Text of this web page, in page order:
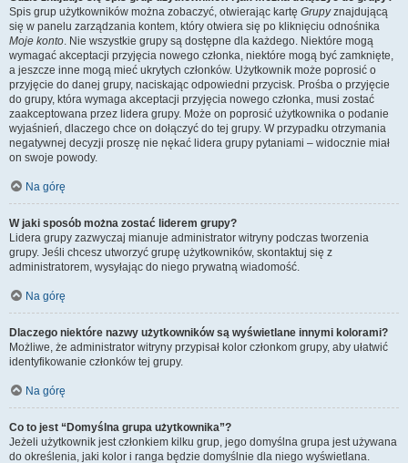
Spis grup użytkowników można zobaczyć, otwierając kartę Grupyznajdującą
się w panelu zarządzania kontem, który otwiera się po kliknięciu odnośnika
Moje konto. Nie wszystkie grupy są dostępne dla każdego. Niektóre mogą
wymagać akceptacji przyjęcia nowego członka, niektóre mogą być zamknięte,
a jeszcze inne mogą mieć ukrytych członków. Użytkownik może poprosić o
przyjęcie do danej grupy, naciskając odpowiedni przycisk. Prośba o przyjęcie
do grupy, która wymaga akceptacji przyjęcia nowego członka, musi zostać
zaakceptowana przez lidera grupy. Może on poprosić użytkownika o podanie
wyjaśnień, dlaczego chce on dołączyć do tej grupy. W przypadku otrzymania
negatywnej decyzji proszę nie nękać lidera grupy pytaniami – widocznie miał
on swoje powody.
Na górę
W jaki sposób można zostać liderem grupy?
Lidera grupy zazwyczaj mianuje administrator witryny podczas tworzenia
grupy. Jeśli chcesz utworzyć grupę użytkowników, skontaktuj się z
administratorem, wysyłając do niego prywatną wiadomość.
Na górę
Dlaczego niektóre nazwy użytkowników są wyświetlane innymi kolorami?
Możliwe, że administrator witryny przypisał kolor członkom grupy, aby ułatwić
identyfikowanie członków tej grupy.
Na górę
Co to jest “Domyślna grupa użytkownika”?
Jeżeli użytkownik jest członkiem kilku grup, jego domyślna grupa jest używana
do określenia, jaki kolor i ranga będzie domyślnie dla niego wyświetlana.